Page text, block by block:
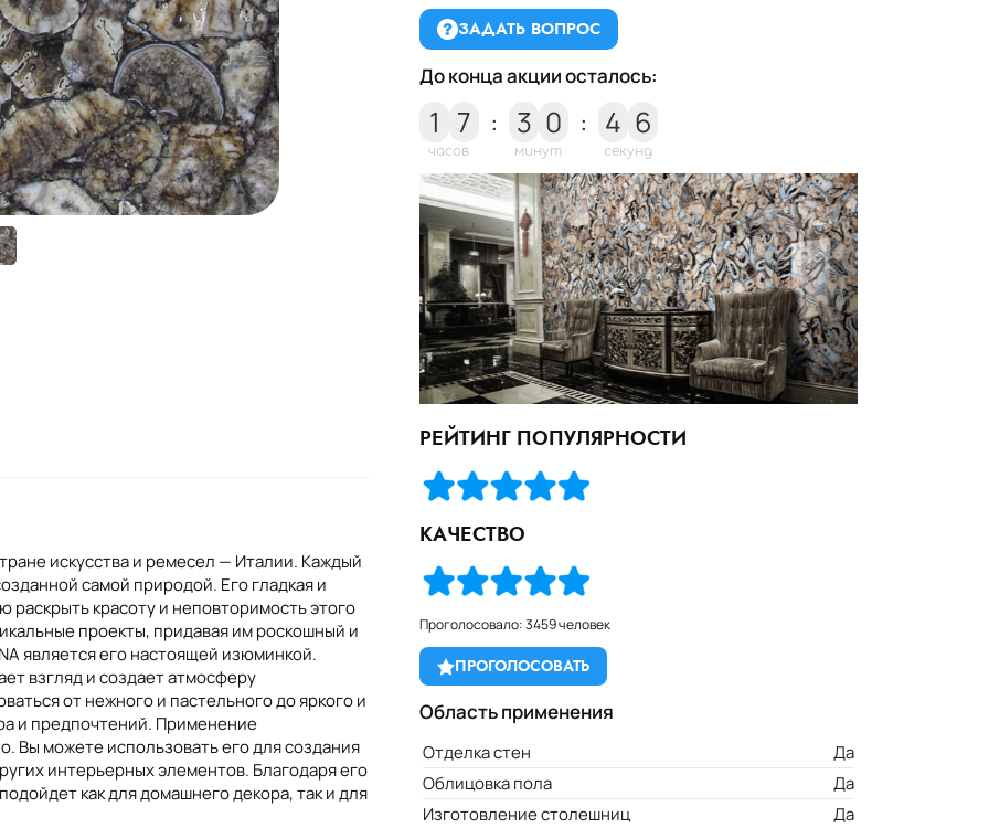
Вьетнам Тунис Кыргызстан
ЗАДАТЬ ВОПРОС
До конца акции осталось:
1 7 :
часов
3 0 :
минут
4
6
5
секунд
РЕЙТИНГ ПОПУЛЯРНОСТИ
КАЧЕСТВО
Проголосовало: 3459 человек
ПРОГОЛОСОВАТЬ
Область применения
Отделка стен
Да
Облицовка пола
Да
Изготовление столешниц
Да
искусства и ремесел — Италии. Каждый
самой природой. Его гладкая и
красоту и неповторимость этого
проекты, придавая им роскошный и
является его настоящей изюминкой.
взгляд и создает атмосферу
от нежного и пастельного до яркого и
и предпочтений. Применение
Вы можете использовать его для создания
интерьерных элементов. Благодаря его
как для домашнего декора, так и для